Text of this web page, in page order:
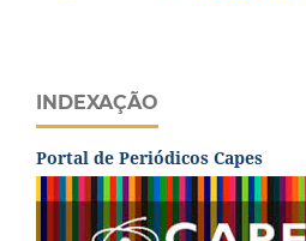
INDEXAÇÃO
Portal de Periódicos Capes